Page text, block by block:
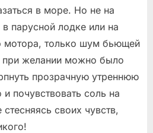
в море. Но не на
парусной лодке или на
мотора, только шум бьющей
желании можно было
прозрачную утреннюю
почувствовать соль на
своих чувств,